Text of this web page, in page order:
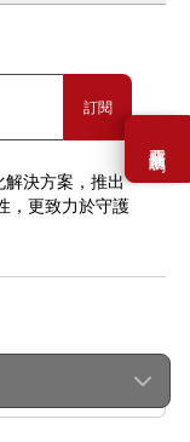
需要幫助嗎？
訂閱
解決方案，推出
，更致力於守護